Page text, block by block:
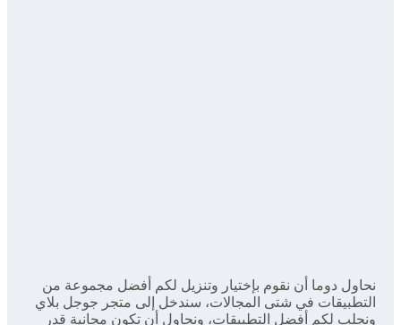
نحاول دوما أن نقوم بإختيار وتنزيل لكم أفضل مجموعة من
التطبيقات في شتى المجالات، سندخل إلى متجر جوجل بلاي
ونجلب لكم أفضل التطبيقات، ونحاول أن تكون مجانية قدر